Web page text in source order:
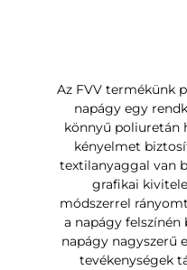
Az FVV termékünk
napágy egy
könnyű poliuretán
kényelmet
textilanyaggal van
grafikai
módszerrel
a napágy
napágy nagyszerű
tevékenységek